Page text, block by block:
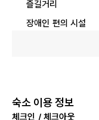
즐길거리
장애인 편의 시설
숙소 이용 정보
체크인 / 체크아웃